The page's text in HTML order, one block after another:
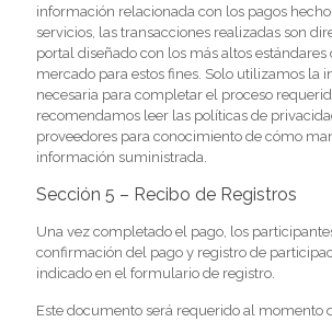
información relacionada con los pagos
servicios, las transacciones realizadas son
portal diseñado con los más altos
mercado para estos fines. Solo utilizamos la
necesaria para completar el proceso
recomendamos leer las políticas de
proveedores para conocimiento de cómo
información suministrada.
Sección 5 – Recibo de Registros
Una vez completado el pago, los
confirmación del pago y registro de
indicado en el formulario de registro.
Este documento será requerido al momento